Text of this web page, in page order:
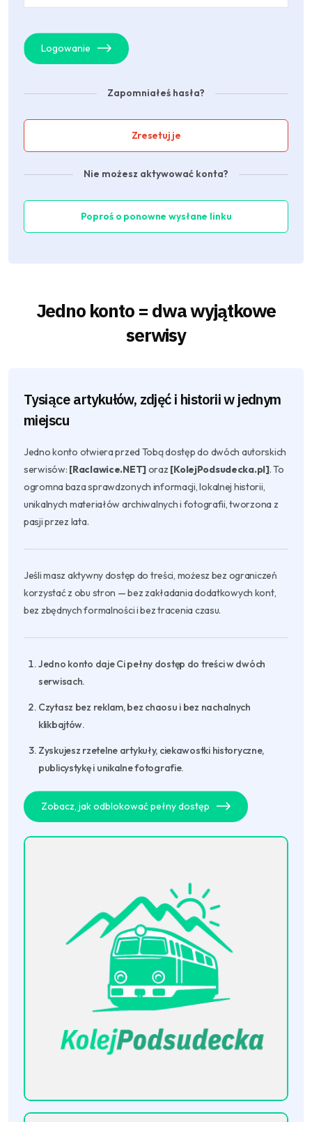
Logowanie
Zapomniałeś hasła?
Zresetuj je
Nie możesz aktywować konta?
Poproś o ponowne wysłane linku
Jedno konto = dwa wyjątkowe
serwisy
Tysiące artykułów, zdjęć i historii w jednym
miejscu
Jedno konto otwiera przed Tobą dostęp do dwóch autorskich
serwisów: [Raclawice.NET]oraz [KolejPodsudecka.pl]. To
ogromna baza sprawdzonych informacji, lokalnej historii,
unikalnych materiałów archiwalnych i fotografii, tworzona z
pasji przez lata.
Jeśli masz aktywny dostęp do treści, możesz bez ograniczeń
korzystać z obu stron — bez zakładania dodatkowych kont,
bez zbędnych formalności i bez tracenia czasu.
Jedno konto daje Ci pełny dostęp do treści w dwóch
serwisach.
Czytasz bez reklam, bez chaosu i bez nachalnych
klikbajtów.
Zyskujesz rzetelne artykuły, ciekawostki historyczne,
publicystykę i unikalne fotografie.
Zobacz, jak odblokować pełny dostęp
[KolejPodsudecka.pl]